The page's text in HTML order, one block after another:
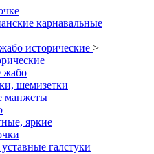
карнавальные
исторические >
жабо
шемизетки
манжеты
яркие
галстуки